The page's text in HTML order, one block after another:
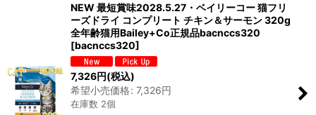
NEW 最短賞味2028.5.27・ベイリーコー 猫フリ
ーズドライ コンプリート チキン＆サーモン 320g
全年齢猫用Bailey+Co正規品bacnccs320
[bacnccs320]
7,326円(税込)
希望小売価格: 7,326円
在庫数 2個